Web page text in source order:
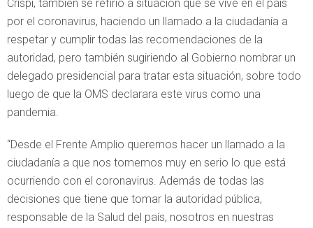
Crispi, también se refirió a situación que se vive en el país
por el coronavirus, haciendo un llamado a la ciudadanía a
respetar y cumplir todas las recomendaciones de la
autoridad, pero también sugiriendo al Gobierno nombrar un
delegado presidencial para tratar esta situación, sobre todo
luego de que la OMS declarara este virus como una
pandemia.
“Desde el Frente Amplio queremos hacer un llamado a la
ciudadanía a que nos tomemos muy en serio lo que está
ocurriendo con el coronavirus. Además de todas las
decisiones que tiene que tomar la autoridad pública,
responsable de la Salud del país, nosotros en nuestras